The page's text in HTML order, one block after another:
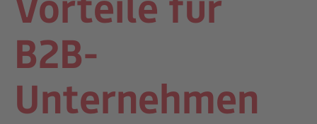
B2B-
Unternehmen